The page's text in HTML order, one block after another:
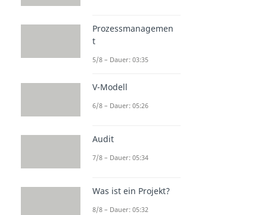
Prozessmanagemen
t
5/8 – Dauer: 03:35
V-Modell
6/8 – Dauer: 05:26
Audit
7/8 – Dauer: 05:34
Was ist ein Projekt?
8/8 – Dauer: 05:32